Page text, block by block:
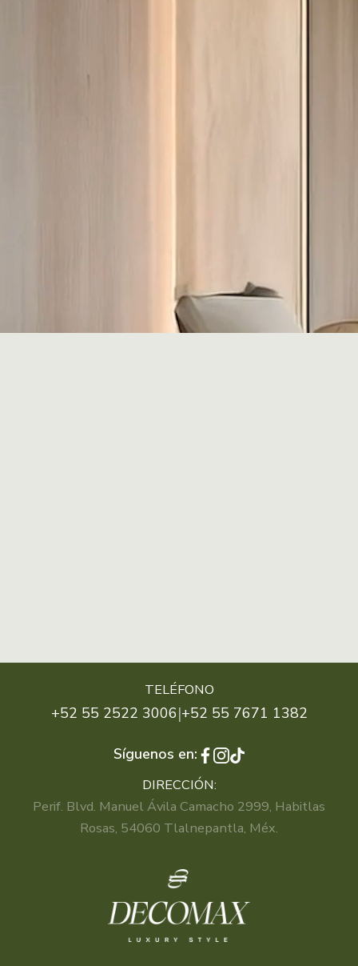
TELÉFONO
+52 55 2522 3006|+52 55 7671 1382
Síguenos en:
DIRECCIÓN:
Perif. Blvd. Manuel Ávila Camacho 2999, Habitlas
Rosas, 54060 Tlalnepantla, Méx.